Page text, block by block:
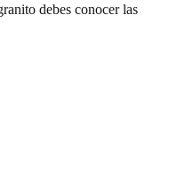
debes conocer las